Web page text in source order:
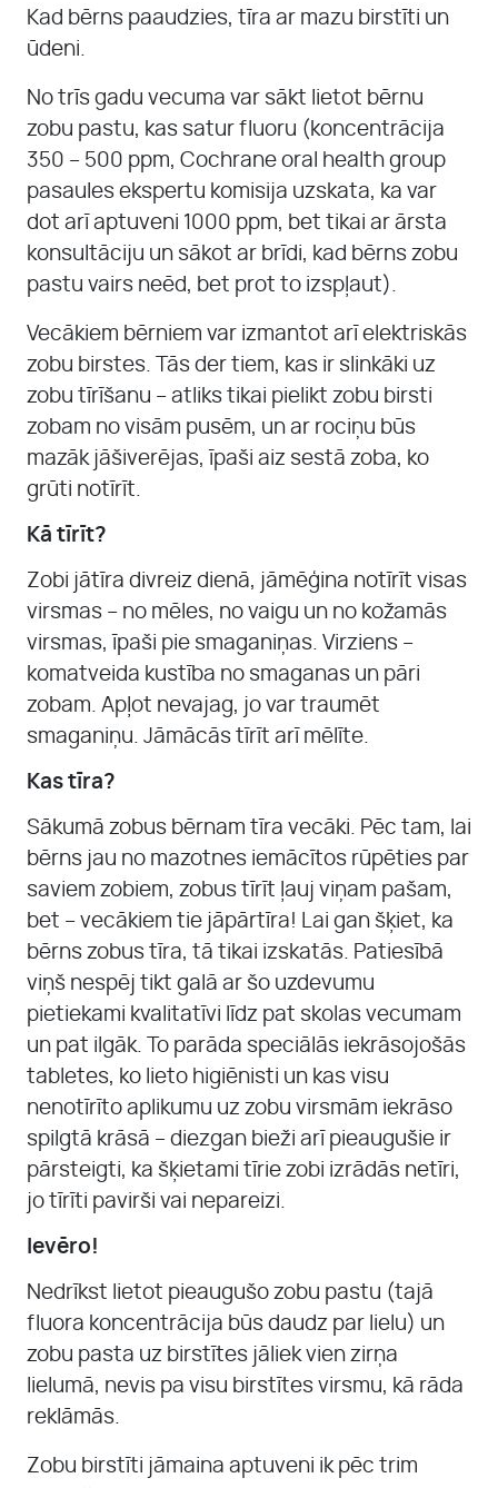
Kad bērns paaudzies, tīra ar mazu birstīti un
ūdeni.
No trīs gadu vecuma var sākt lietot bērnu
zobu pastu, kas satur fluoru (koncentrācija
350 – 500 ppm, Cochrane oral health group
pasaules ekspertu komisija uzskata, ka var
dot arī aptuveni 1000 ppm, bet tikai ar ārsta
konsultāciju un sākot ar brīdi, kad bērns zobu
pastu vairs neēd, bet prot to izspļaut).
Vecākiem bērniem var izmantot arī elektriskās
zobu birstes. Tās der tiem, kas ir slinkāki uz
zobu tīrīšanu – atliks tikai pielikt zobu birsti
zobam no visām pusēm, un ar rociņu būs
mazāk jāšiverējas, īpaši aiz sestā zoba, ko
grūti notīrīt.
Kā tīrīt?
Zobi jātīra divreiz dienā, jāmēģina notīrīt visas
virsmas – no mēles, no vaigu un no kožamās
virsmas, īpaši pie smaganiņas. Virziens –
komatveida kustība no smaganas un pāri
zobam. Apļot nevajag, jo var traumēt
smaganiņu. Jāmācās tīrīt arī mēlīte.
Kas tīra?
Sākumā zobus bērnam tīra vecāki. Pēc tam, lai
bērns jau no mazotnes iemācītos rūpēties par
saviem zobiem, zobus tīrīt ļauj viņam pašam,
bet – vecākiem tie jāpārtīra! Lai gan šķiet, ka
bērns zobus tīra, tā tikai izskatās. Patiesībā
viņš nespēj tikt galā ar šo uzdevumu
pietiekami kvalitatīvi līdz pat skolas vecumam
un pat ilgāk. To parāda speciālās iekrāsojošās
tabletes, ko lieto higiēnisti un kas visu
nenotīrīto aplikumu uz zobu virsmām iekrāso
spilgtā krāsā – diezgan bieži arī pieaugušie ir
pārsteigti, ka šķietami tīrie zobi izrādās netīri,
jo tīrīti pavirši vai nepareizi.
Ievēro!
Nedrīkst lietot pieaugušo zobu pastu (tajā
fluora koncentrācija būs daudz par lielu) un
zobu pasta uz birstītes jāliek vien zirņa
lielumā, nevis pa visu birstītes virsmu, kā rāda
reklāmās.
Zobu birstīti jāmaina aptuveni ik pēc trim